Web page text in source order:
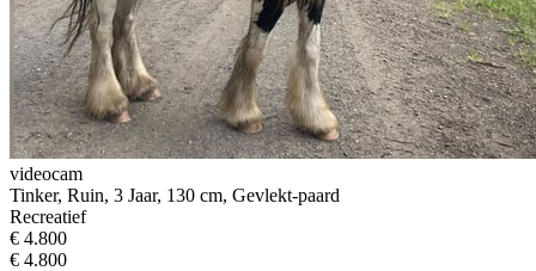
videocam
Tinker, Ruin, 3 Jaar, 130 cm, Gevlekt-paard
Recreatief
€ 4.800
€ 4.800